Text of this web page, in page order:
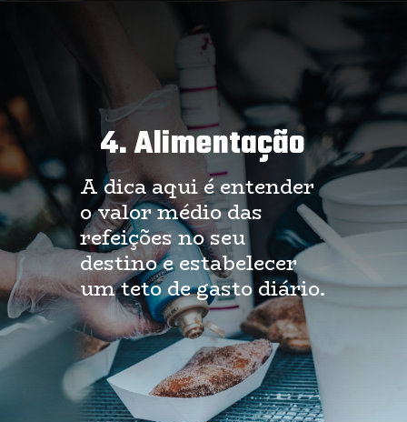
4. Alimentação
A dica aqui é entender
o valor médio das
refeições no seu
destino e estabelecer
um teto de gasto diário.